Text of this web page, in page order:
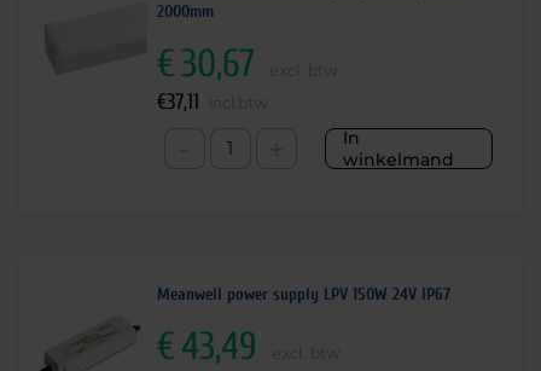
2000mm
In
winkelmand
€30,67
€37,11
Meanwell power supply LPV 150W 24V IP67
€43,49